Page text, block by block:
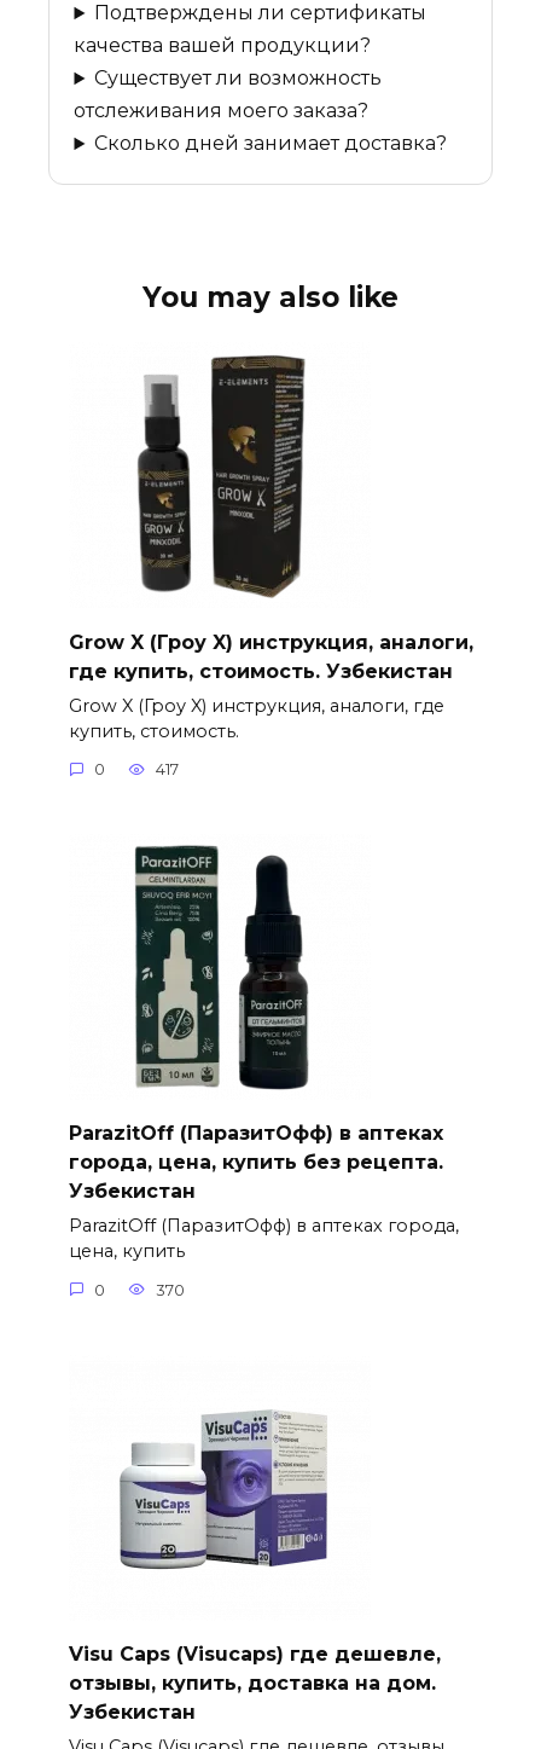
Подтверждены ли сертификаты
качества вашей продукции?
Существует ли возможность
отслеживания моего заказа?
Сколько дней занимает доставка?
You may also like
Grow X (Гроу X) инструкция, аналоги,
где купить, стоимость. Узбекистан
Grow X (Гроу X) инструкция, аналоги, где
купить, стоимость.
0 417
ParazitOff (ПаразитОфф) в аптеках
города, цена, купить без рецепта.
Узбекистан
ParazitOff (ПаразитОфф) в аптеках города,
цена, купить
0 370
Visu Caps (Visucaps) где дешевле,
отзывы, купить, доставка на дом.
Узбекистан